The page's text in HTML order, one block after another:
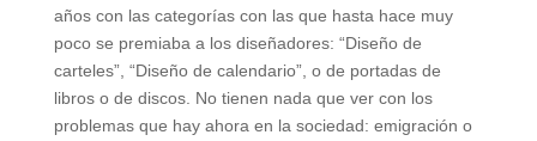
años con las categorías con las que hasta hace muy
poco se premiaba a los diseñadores: “Diseño de
carteles”, “Diseño de calendario”, o de portadas de
libros o de discos. No tienen nada que ver con los
problemas que hay ahora en la sociedad: emigración o